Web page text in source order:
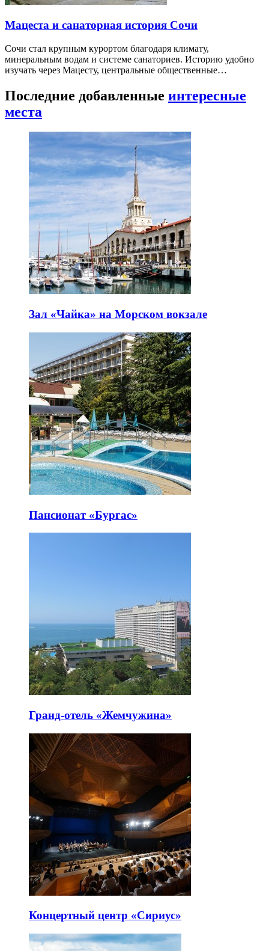
Мацеста и санаторная история Сочи
Сочи стал крупным курортом благодаря климату,
минеральным водам и системе санаториев. Историю удобно
изучать через Мацесту, центральные общественные…
Последние добавленные интересные
места
Зал «Чайка» на Морском вокзале
Пансионат «Бургас»
Гранд-отель «Жемчужина»
Концертный центр «Сириус»